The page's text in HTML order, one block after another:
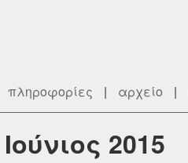
πληροφορίες | αρχείο |
2015